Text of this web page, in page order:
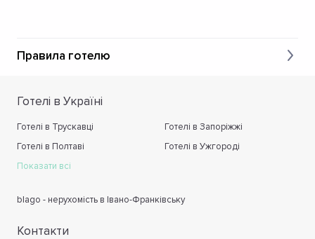
Правила готелю
Готелі в Україні
Готелі в Трускавці
Готелі в Запоріжжі
Готелі в Полтаві
Готелі в Ужгороді
Показати всі
blago - нерухомість в Івано-Франківську
Контакти